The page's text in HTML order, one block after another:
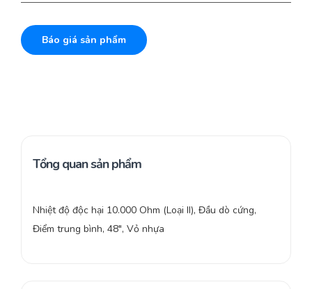
Báo giá sản phẩm
Tổng quan sản phẩm
Nhiệt độ độc hại 10.000 Ohm (Loại II), Đầu dò cứng,
Điểm trung bình, 48″, Vỏ nhựa